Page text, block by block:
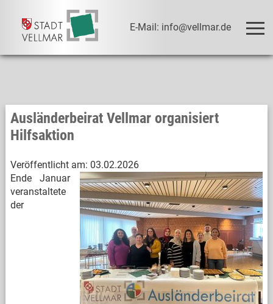
E-Mail: info@vellmar.de
Ausländerbeirat Vellmar organisiert
Hilfsaktion
Veröffentlicht am: 03.02.2026
Ende Januar
veranstaltete
der